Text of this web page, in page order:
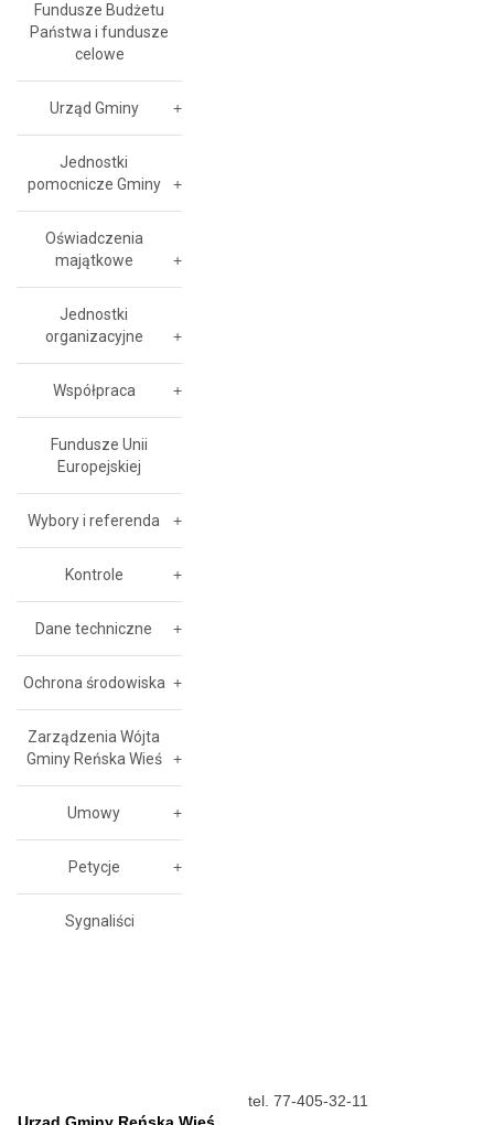
Fundusze Budżetu
Państwa i fundusze
celowe
Urząd Gminy
Jednostki
pomocnicze Gminy
Oświadczenia
majątkowe
Jednostki
organizacyjne
Współpraca
Fundusze Unii
Europejskiej
Wybory i referenda
Kontrole
Dane techniczne
Ochrona środowiska
Zarządzenia Wójta
Gminy Reńska Wieś
Umowy
Petycje
Sygnaliści
tel. 77-405-32-11